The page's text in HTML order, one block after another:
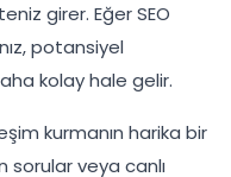
girer. Eğer SEO
potansiyel
kolay hale gelir.
kurmanın harika bir
sorular veya canlı